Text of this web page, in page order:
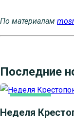
По материалам
Последние
Неделя